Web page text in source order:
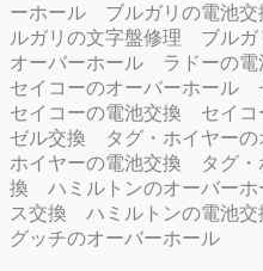
ーホール
ブルガリの電池交
ルガリの文字盤修理
ブルガ
オーバーホール
ラドーの電
セイコーのオーバーホール
セイコーの電池交換
セイコ
ゼル交換
タグ・ホイヤー
ホイヤーの電池交換
タグ
換
ハミルトンのオーバーホ
ス交換
ハミルトンの電池交
グッチのオーバーホール